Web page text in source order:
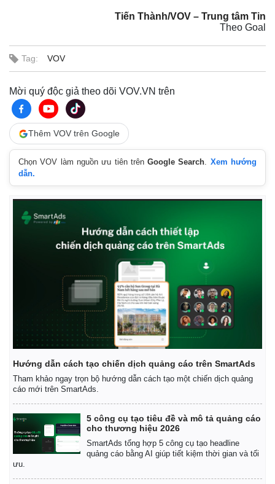
Multimedia
Video
Ảnh
E-Magazine
Infographic
Tiến Thành/VOV – Trung tâm Tin
Theo Goal
Tag: VOV
Mời quý độc giả theo dõi VOV.VN trên
Thêm VOV trên Google
Chọn VOV làm nguồn ưu tiên trênGoogle Search. Xem hướng
dẫn.
Hướng dẫn cách tạo chiến dịch quảng cáo trên SmartAds
Tham khảo ngay trọn bộ hướng dẫn cách tạo một chiến dịch quảng
cáo mới trên SmartAds.
5 công cụ tạo tiêu đề và mô tả quảng cáo
cho thương hiệu 2026
SmartAds tổng hợp 5 công cụ tạo headline
quảng cáo bằng AI giúp tiết kiệm thời gian và tối
ưu.